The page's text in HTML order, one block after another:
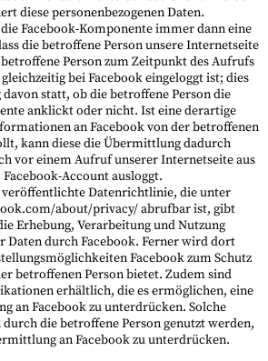
diese personenbezogenen Daten.
Facebook-Komponente immer dann eine
die betroffene Person unsere Internetseite
Person zum Zeitpunkt des Aufrufs
bei Facebook eingeloggt ist; dies
statt, ob die betroffene Person die
anklickt oder nicht. Ist eine derartige
an Facebook von der betroffenen
kann diese die Übermittlung dadurch
vor einem Aufruf unserer Internetseite aus
Account ausloggt.
veröffentlichte Datenrichtlinie, die unter
about/privacy/ abrufbar ist, gibt
Erhebung, Verarbeitung und Nutzung
Daten durch Facebook. Ferner wird dort
Facebook zum Schutz
betroffenen Person bietet. Zudem sind
erhältlich, die es ermöglichen, eine
an Facebook zu unterdrücken. Solche
die betroffene Person genutzt werden,
an Facebook zu unterdrücken.